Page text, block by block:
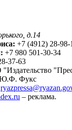
д.14
+7 (4912) 28-98-
+7 980 501-30-34
37-63
Фукс
– реклама.